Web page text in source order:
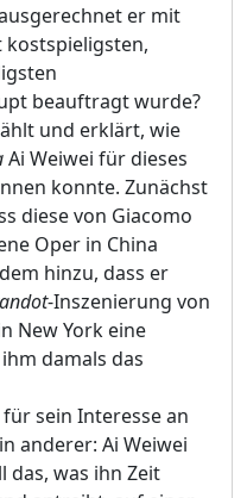
er mit
kostspieligsten,
beauftragt wurde?
und erklärt, wie
Ai Weiwei für dieses
konnte. Zunächst
diese von Giacomo
Oper in China
hinzu, dass er
-Inszenierung von
New York eine
damals das
sein Interesse an
anderer: Ai Weiwei
das, was ihn Zeit